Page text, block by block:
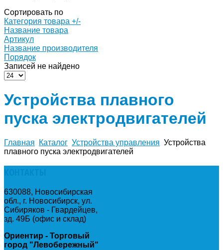
Сортировать по
Категория товара +/-
Название товара
Артикул
Название производителя
Порядок
Записей не найдено
Устройства плавного
пуска электродвигателей
Главная Каталог Устройства управления Устройства
плавного пуска электродвигателей
630088, Новосибирская
обл., г. Новосибирск, ул.
Сибиряков - Гвардейцев,
зд. 49Б (офис и склад)
Ориентир - Торговый
город "Левобережный"